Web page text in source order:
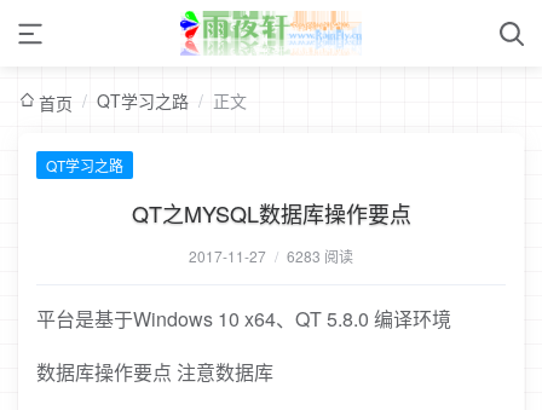
首页 / QT学习之路 / 正文
QT学习之路
QT之MYSQL数据库操作要点
2017-11-27 / 6283 阅读
平台是基于Windows 10 x64、QT 5.8.0 编译环境
数据库操作要点 注意数据库